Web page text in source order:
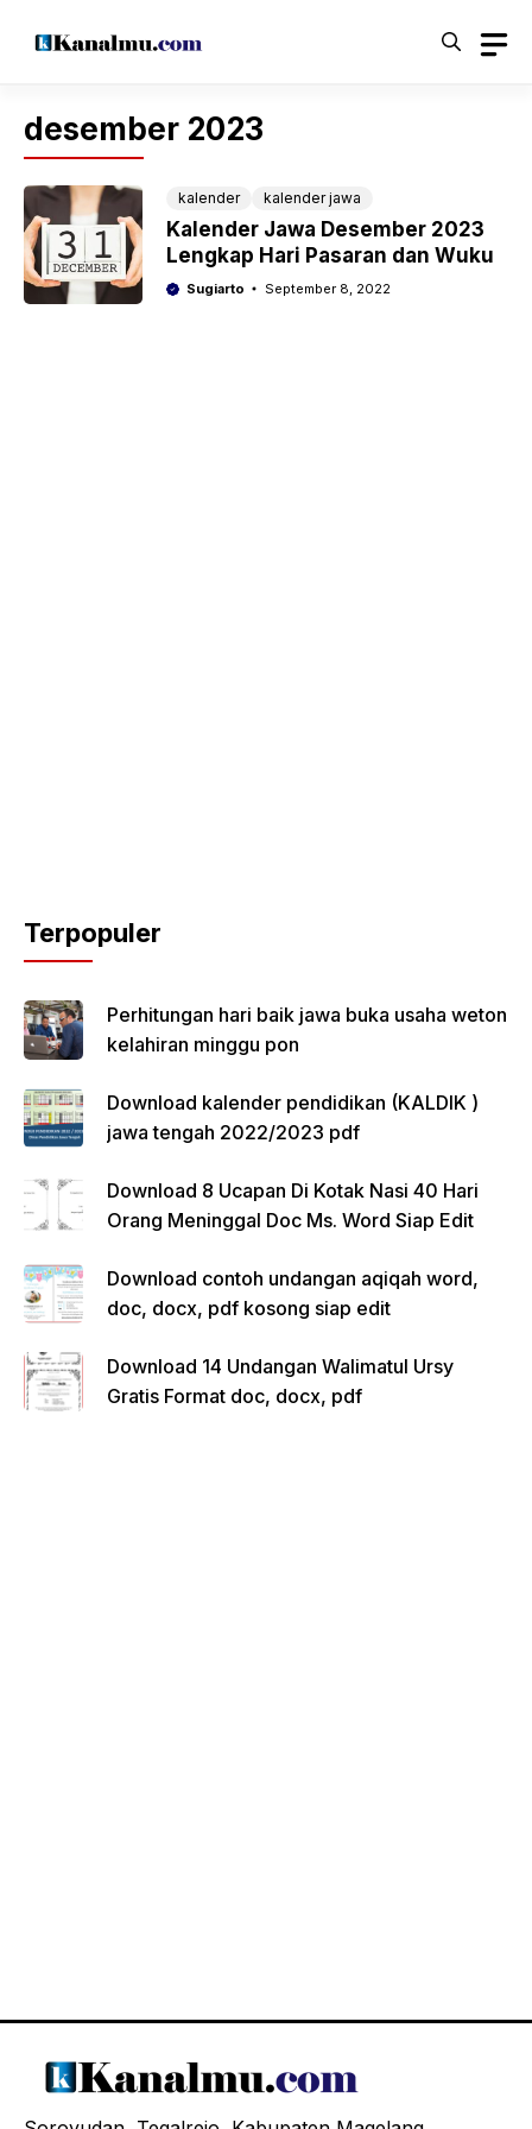
desember 2023
kalender kalender jawa
Kalender Jawa Desember 2023
Lengkap Hari Pasaran dan Wuku
Sugiarto September 8, 2022
Terpopuler
Perhitungan hari baik jawa buka usaha weton
kelahiran minggu pon
Download kalender pendidikan (KALDIK )
jawa tengah 2022/2023 pdf
Download 8 Ucapan Di Kotak Nasi 40 Hari
Orang Meninggal Doc Ms. Word Siap Edit
Download contoh undangan aqiqah word,
doc, docx, pdf kosong siap edit
Download 14 Undangan Walimatul Ursy
Gratis Format doc, docx, pdf